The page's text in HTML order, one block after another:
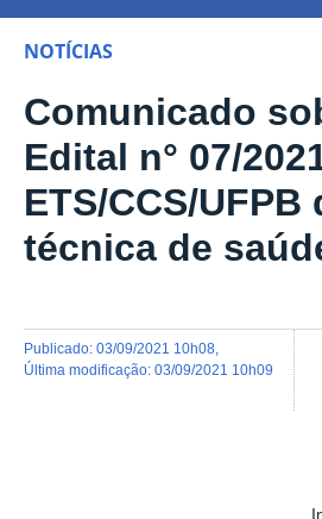
NOTÍCIAS
Comunicado
Edital n° 07/
ETS/CCS/
técnica de
publicado: 03/09/2021 10h08
última modificação: 03/09/2021 10h09